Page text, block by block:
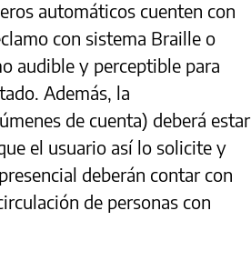
automáticos cuenten con
con sistema Braille o
audible y perceptible para
Además, la
de cuenta) deberá estar
el usuario así lo solicite y
deberán contar con
de personas con